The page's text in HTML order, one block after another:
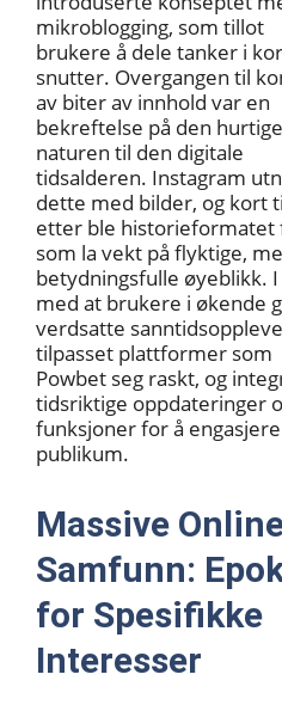
mikroblogging, som tillot
brukere å dele tanker i
snutter. Overgangen til
av biter av innhold var en
bekreftelse på den hurtige
naturen til den digitale
tidsalderen. Instagram
dette med bilder, og kort
etter ble historieformatet
som la vekt på flyktige,
betydningsfulle øyeblikk.
med at brukere i økende
verdsatte
tilpasset plattformer som
Powbet seg raskt, og
tidsriktige oppdateringer
funksjoner for å
publikum.
Massive
Samfunn:
for Spesifikke
Interesser